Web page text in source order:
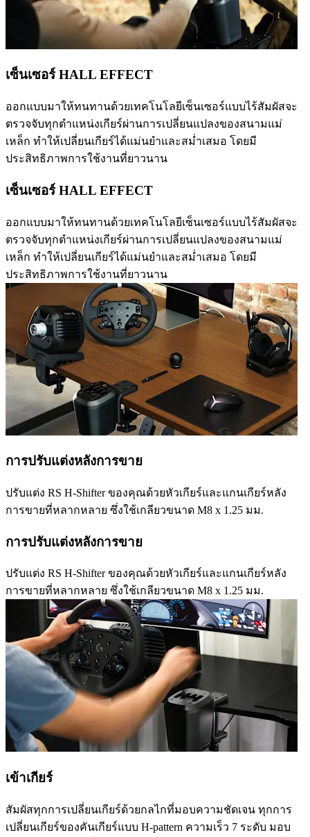
เซ็นเซอร์ HALL EFFECT
ออกแบบมาให้ทนทานด้วยเทคโนโลยีเซ็นเซอร์แบบไร้สัมผัสจะ
ตรวจจับทุกตำแหน่งเกียร์ผ่านการเปลี่ยนแปลงของสนามแม่
เหล็ก ทำให้เปลี่ยนเกียร์ได้แม่นยำและสม่ำเสมอ โดยมี
ประสิทธิภาพการใช้งานที่ยาวนาน
เซ็นเซอร์ HALL EFFECT
ออกแบบมาให้ทนทานด้วยเทคโนโลยีเซ็นเซอร์แบบไร้สัมผัสจะ
ตรวจจับทุกตำแหน่งเกียร์ผ่านการเปลี่ยนแปลงของสนามแม่
เหล็ก ทำให้เปลี่ยนเกียร์ได้แม่นยำและสม่ำเสมอ โดยมี
ประสิทธิภาพการใช้งานที่ยาวนาน
การปรับแต่งหลังการขาย
ปรับแต่ง RS H-Shifter ของคุณด้วยหัวเกียร์และแกนเกียร์หลัง
การขายที่หลากหลาย ซึ่งใช้เกลียวขนาด M8 x 1.25 มม.
การปรับแต่งหลังการขาย
ปรับแต่ง RS H-Shifter ของคุณด้วยหัวเกียร์และแกนเกียร์หลัง
การขายที่หลากหลาย ซึ่งใช้เกลียวขนาด M8 x 1.25 มม.
เข้าเกียร์
สัมผัสทุกการเปลี่ยนเกียร์ด้วยกลไกที่มอบความชัดเจน ทุกการ
เปลี่ยนเกียร์ของคันเกียร์แบบ H-pattern ความเร็ว 7 ระดับ มอบ